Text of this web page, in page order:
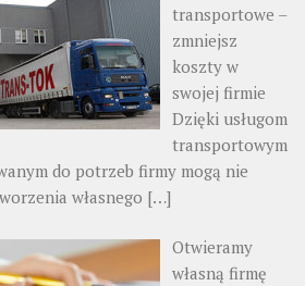
transportowe –
zmniejsz
koszty w
swojej firmie
Dzięki usługom
transportowym
do potrzeb firmy mogą nie
własnego […]
Otwieramy
własną firmę